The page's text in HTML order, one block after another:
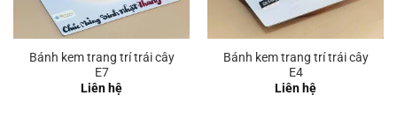
Bánh kem trang trí trái cây
E7
Liên hệ
Bánh kem trang trí trái cây
E4
Liên hệ